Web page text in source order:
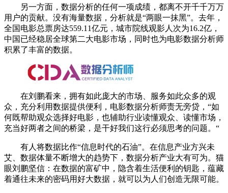
另一方面，数据分析的任何一项成绩，都离不开千千万万
用户的贡献。没有海量数据，分析就是“两眼一抹黑”。去年，
全国电影总票房达559.11亿元，城市院线观影人次为16.2亿，
中国已经稳居全球第二大电影市场，同时也为电影数据分析师
积累了丰富的数据。
在刘鹏看来，拥有如此庞大的市场、服务如此众多的观
众，充分利用数据提供便利，电影数据分析师责无旁贷，“如
何既帮助观众选择好电影，也辅助行业读懂观众、读懂市场，
充当好两者之间的桥梁，是干好我们这行必须思考的问题。“
有人将数据比作“信息时代的石油”。在信息产业方兴未
艾、数据体量不断增大的趋势下，数据分析产业大有可为。猫
眼刘鹏坚信：在数据的富矿中，隐含着生活便利的钥匙，蕴藏
着通往未来的密码用好大数据，就可以为人们创造无限可能。